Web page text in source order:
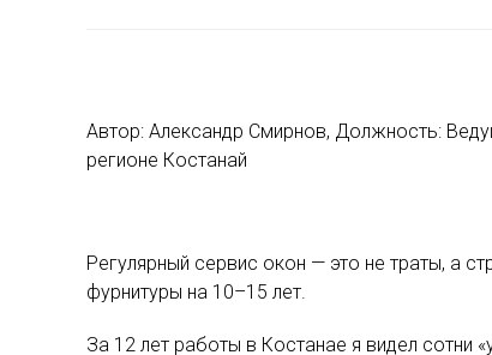
Автор: Александр Смирнов, Должность:
регионе Костанай
Регулярный сервис окон — это не траты, а
фурнитуры на 10–15 лет.
За 12 лет работы в Костанае я видел сотни